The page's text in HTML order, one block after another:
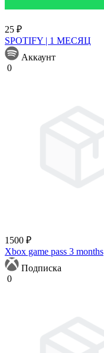
25 ₽
SPOTIFY | 1 МЕСЯЦ
Аккаунт
0
1500 ₽
Xbox game pass 3 months
Подписка
0